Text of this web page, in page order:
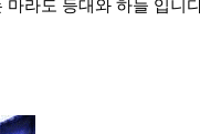
라도 등대와 하늘 입니